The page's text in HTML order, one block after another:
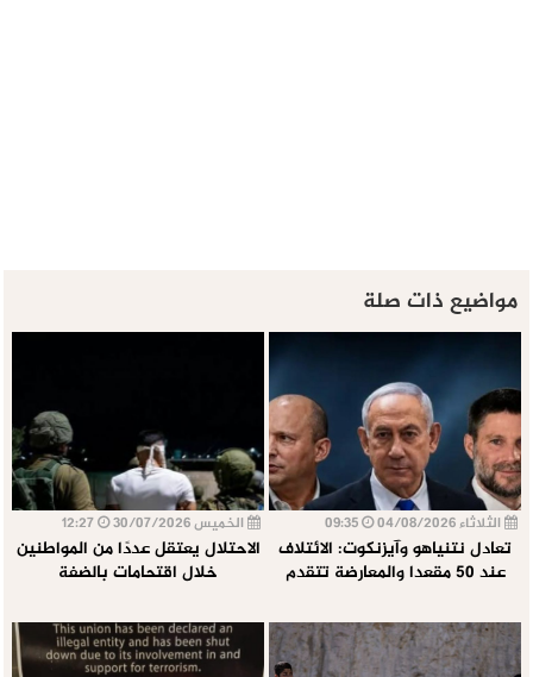
مواضيع ذات صلة
الثلاثاء 04/08/2026
تعادل نتنياهو وآيزنكوت: الائتلاف
عند 50 مقعدا والمعارضة تتقدم
الخميس 30/07/2026
الاحتلال يعتقل عددًا من المواطنين
خلال اقتحامات بالضفة